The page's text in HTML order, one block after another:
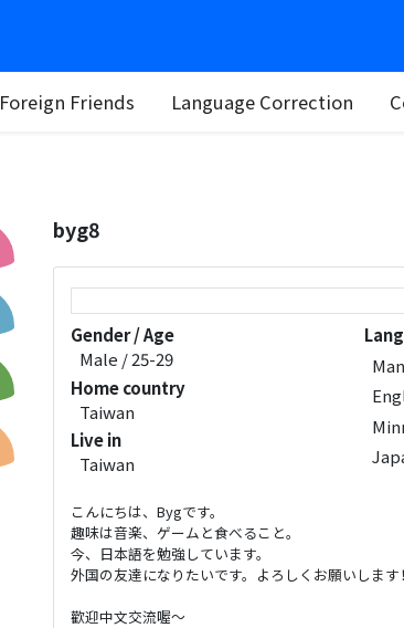
Foreign Friends Language Correction
byg8
Gender / Age
Male / 25-29
Home country
Taiwan
Live in
Taiwan
こんにちは、Bygです。
趣味は音楽、ゲームと食べること。
今、日本語を勉強しています。
外国の友達になりたいです。よろしくお願いします！
歡迎中文交流喔～